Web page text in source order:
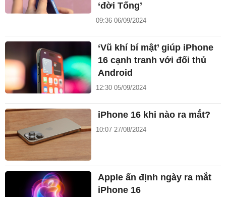
‘đời Tống’
09:36 06/09/2024
‘Vũ khí bí mật’ giúp iPhone
16 cạnh tranh với đối thủ
Android
12:30 05/09/2024
iPhone 16 khi nào ra mắt?
10:07 27/08/2024
Apple ấn định ngày ra mắt
iPhone 16